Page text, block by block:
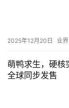
2025年12月20日 业
萌鸭求生，硬核
全球同步发售